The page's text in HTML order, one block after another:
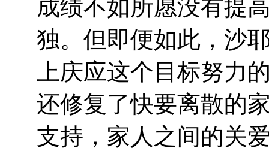
成绩不如所愿没有提
独。但即便如此，沙
上庆应这个目标努力
还修复了快要离散的
支持，家人之间的关